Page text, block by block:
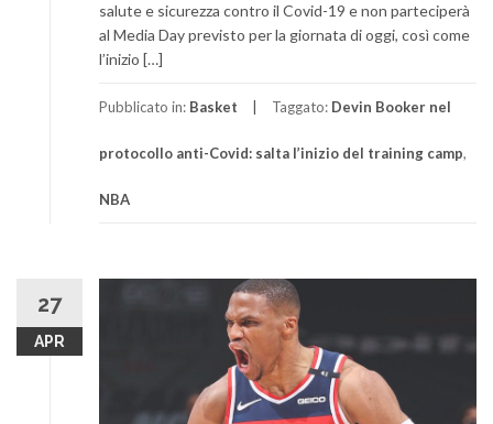
salute e sicurezza contro il Covid-19 e non parteciperà
al Media Day previsto per la giornata di oggi, così come
l’inizio […]
Pubblicato in: Basket Taggato: Devin Booker nel
protocollo anti-Covid: salta l’inizio del training camp,
NBA
27
APR